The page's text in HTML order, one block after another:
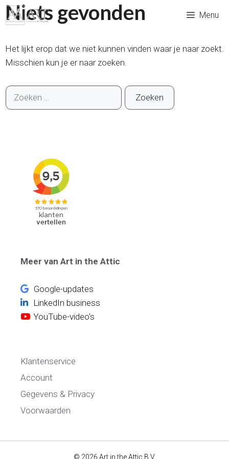
Ga
naar
inhoud
Menu
Niets gevonden
Het lijkt erop dat we niet kunnen vinden waar je naar zoekt.
Misschien kun je er naar zoeken.
Zoek
naar:
Meer van Art in the Attic
Google-updates
LinkedIn business
YouTube-video's
Klantenservice
Account
Gegevens & Privacy
Voorwaarden
© 2026 Art in the Attic B.V.